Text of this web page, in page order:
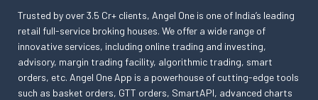
Trusted by over 3.5 Cr+ clients, Angel One is one of India’s leading
retail full-service broking houses. We offer a wide range of
innovative services, including online trading and investing,
advisory, margin trading facility, algorithmic trading, smart
orders, etc. Angel One App is a powerhouse of cutting-edge tools
such as basket orders, GTT orders, SmartAPI, advanced charts